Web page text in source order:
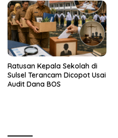
Ratusan Kepala Sekolah di
Sulsel Terancam Dicopot Usai
Audit Dana BOS